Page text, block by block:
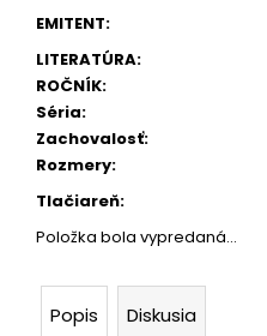
EMITENT:
LITERATÚRA:
ROČNÍK:
Séria:
Zachovalosť:
Rozmery:
Tlačiareň:
Položka bola vypredaná…
Popis Diskusia
GRAJCIAR
1769
EVM-
KREMNICA
€400